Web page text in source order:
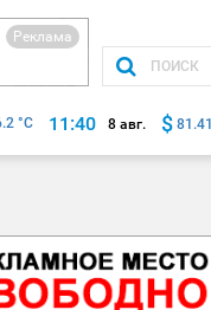
Реклама
°C 11:40 8 авг. $ 81.41